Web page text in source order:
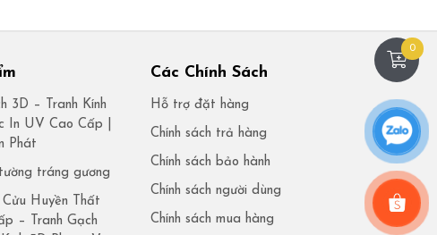
3D – Tranh Kính
In UV Cao Cấp |
Phát
tráng gương
Cửu Huyền Thất
– Tranh Gạch
Các Chính Sách
Hỗ trợ đặt hàng
Chính sách trả hàng
Chính sách bảo hành
Chính sách người dùng
Chính sách mua hàng
0